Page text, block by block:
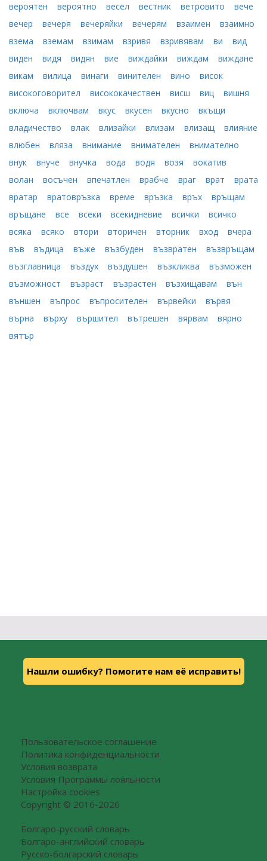
вероятен
вероятно весел вестник ветровито
вече
вечер
вечеря вечеряйки вечерям взаимен
взаимно
взема
вземам взимам взривя взривявам ви
вид
виден
видя видян вие виждайки виждам
виждане
викам
вилица винаги винителен вино
висок
високоговорител
висококачествен висш виц
вишня
включа
включвам вкус вкусен вкусно
вкъщи
владичество
влак влизайки влизам влизащ
влияние
влюбен
вляза внимание внимателен
внимателно
внук
внуче внучка вода водя возя
вокатив
волан
восъчен впечатлен врабче враг врат
врата
вратар
вратовръзка време връзка връх
връщам
връщане
все всеки всекидневие всички
всичко
всяка
всяко втори вторичен вторник вход
вчера
във
въдица въже възбуден възвратен
възвръщам
възглавница
въздух въздушен възкликва
възможен
възможност
възраст възрастен възхищавам
вън
външен
въпрос въпросителен вървейки
вървя
върна
върху вършител вътрешен вярвам
вярно
вятър
Нашли ошибку? Помогите нам её исправить!
Пользовательское соглашение
Политика конфиденциальности
Условия возврата
Условия Программы лояльности
Настройка cookies
Copyright © 2016-2026
Болгаро-русский словарь
Болгаро-английский словарь
Русско-болгарский словарь